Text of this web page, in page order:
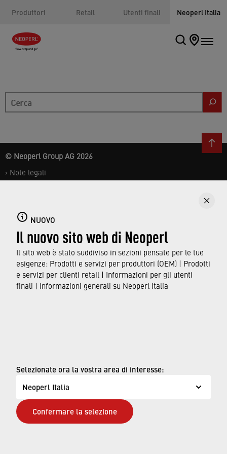
Produttori Retail Utenti finali Neoperl Italia
NUOVO
Il nuovo sito web di Neoperl
Il sito web è stato suddiviso in sezioni pensate per le tue
esigenze: Prodotti e servizi per produttori (OEM) | Prodotti
e servizi per clienti retail | Informazioni per gli utenti
finali | Informazioni generali su Neoperl Italia
Selezionate ora la vostra area di interesse:
Neoperl Italia
Confermare la selezione
Cerca
© Neoperl Group AG 2026
› Note legali
›Condizioni d'uso